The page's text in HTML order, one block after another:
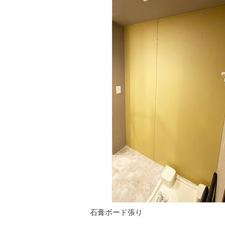
石膏ボード張り